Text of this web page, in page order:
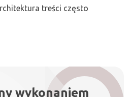
treści często
wykonaniem